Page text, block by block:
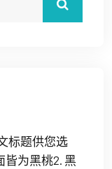
标题供您选
皆为黑桃2. 黑